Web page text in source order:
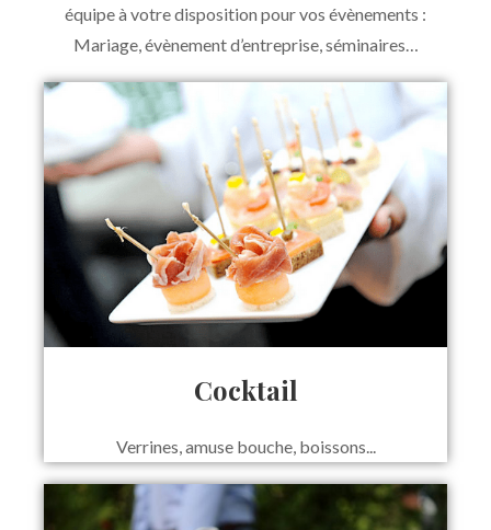
équipe à votre disposition pour vos évènements :
Mariage, évènement d’entreprise, séminaires…
Cocktail
Verrines, amuse bouche, boissons...